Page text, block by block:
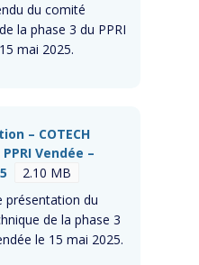
du comité
la phase 3 du PPRI
mai 2025.
– COTECH
Vendée –
2.10 MB
présentation du
de la phase 3
le 15 mai 2025.